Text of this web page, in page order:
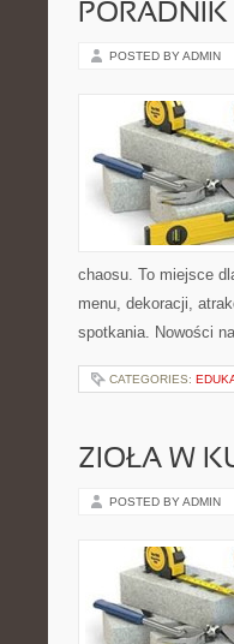
POSTED BY ADMIN
chaosu. To miejsce
menu, dekoracji,
spotkania. Nowości
CATEGORIES:
ZIOŁA W
POSTED BY ADMIN